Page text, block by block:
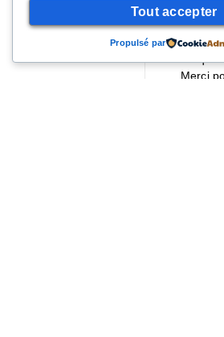
Bonjour
C’est
Merci
Tout accepter
Propulsé par